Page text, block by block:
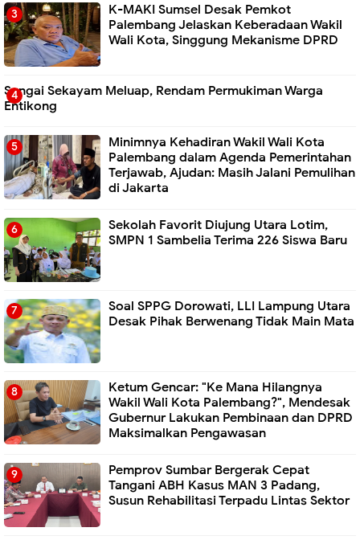
K-MAKI Sumsel Desak Pemkot
Palembang Jelaskan Keberadaan Wakil
Wali Kota, Singgung Mekanisme DPRD
Sungai Sekayam Meluap, Rendam Permukiman Warga
Entikong
Minimnya Kehadiran Wakil Wali Kota
Palembang dalam Agenda Pemerintahan
Terjawab, Ajudan: Masih Jalani Pemulihan
di Jakarta
Sekolah Favorit Diujung Utara Lotim,
SMPN 1 Sambelia Terima 226 Siswa Baru ‎
Soal SPPG Dorowati, LLI Lampung Utara
Desak Pihak Berwenang Tidak Main Mata
Ketum Gencar: "Ke Mana Hilangnya
Wakil Wali Kota Palembang?", Mendesak
Gubernur Lakukan Pembinaan dan DPRD
Maksimalkan Pengawasan
Pemprov Sumbar Bergerak Cepat
Tangani ABH Kasus MAN 3 Padang,
Susun Rehabilitasi Terpadu Lintas Sektor